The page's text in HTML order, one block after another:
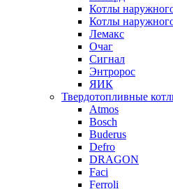
Котлы
Котлы
Лемакс
Очаг
Сигнал
Энтророс
ЯИК
Твердотопливные
Atmos
Bosch
Buderus
Defro
DRAGON
Faci
Ferroli